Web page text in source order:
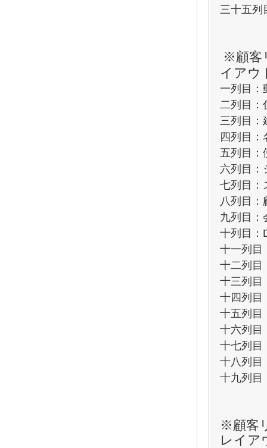
三十五列
※顧客
イアウ
一列目：
二列目：
三列目：
四列目：
五列目：
六列目：
七列目：
八列目：
九列目：
十列目：
十一列目
十二列目
十三列目
十四列目
十五列目
十六列目
十七列目
十八列目
十九列目
※顧客
レイア